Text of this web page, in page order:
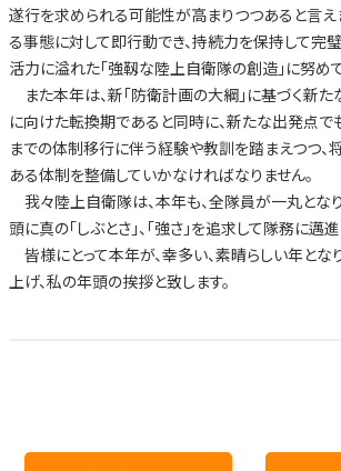
遂行を求められる可能性が高まりつつあると言え
る事態に対して即行動でき、持続力を保持して完
活力に溢れた「強靱な陸上自衛隊の創造」に努め
また本年は、新「防衛計画の大綱」に基づく新
に向けた転換期であると同時に、新たな出発点でも
までの体制移行に伴う経験や教訓を踏まえつつ、
ある体制を整備していかなければなりません。
我々陸上自衛隊は、本年も、全隊員が一丸とな
頭に真の「しぶとさ」、「強さ」を追求して隊務に邁
皆様にとって本年が、幸多い、素晴らしい年とな
上げ、私の年頭の挨拶と致します。